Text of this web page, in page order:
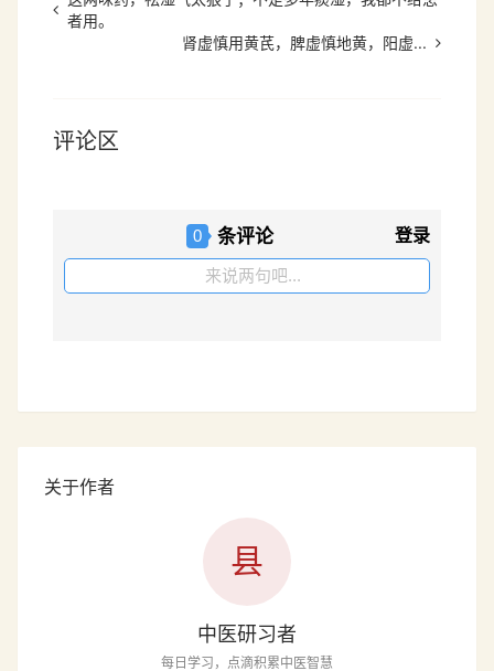
者用。
肾虚慎用黄芪，脾虚慎地黄，阳虚...
评论区
0 条评论 登录
来说两句吧...
关于作者
县
中医研习者
每日学习，点滴积累中医智慧